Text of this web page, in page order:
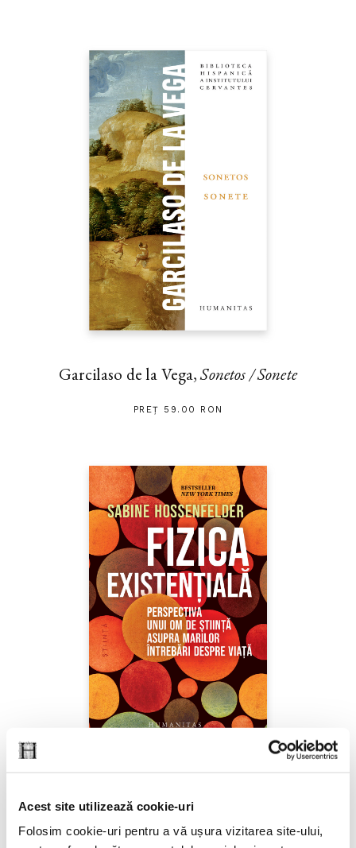
Acest site utilizează cookie-uri
Folosim cookie-uri pentru a vă ușura vizitarea site-ului,
Garcilaso de la Vega,Sonetos / Sonete
PREȚ 59.00 RON